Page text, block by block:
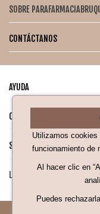
SOBRE
CONTÁCTANOS
AYUDA
CATÁLOGO PARA TI
SÍGUENOS EN NUESTRAS
LEGAL
Utilizamos cookies
funcionamiento de
Al hacer clic en
Puedes